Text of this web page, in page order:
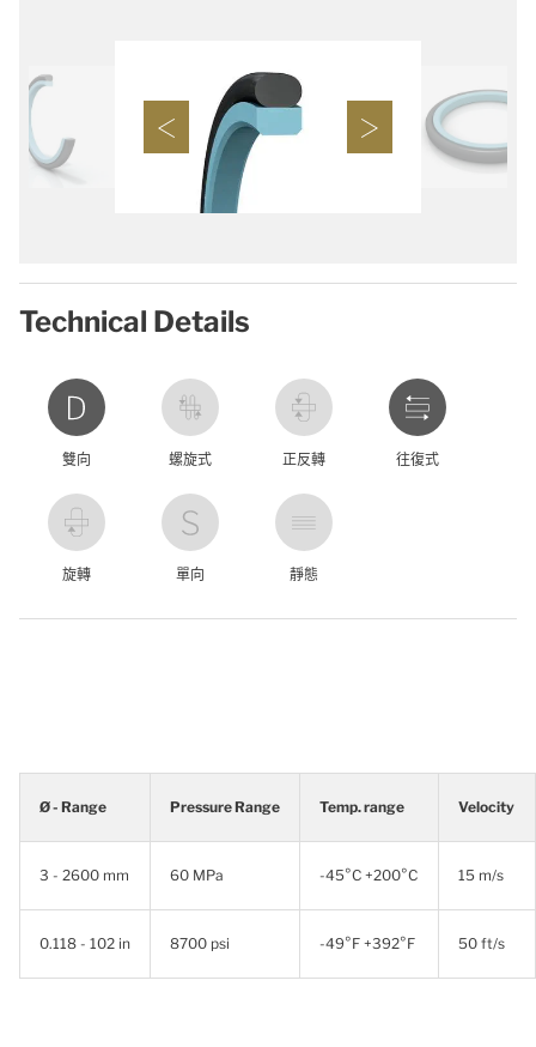
Technical Details
雙向 螺旋式 正反轉 往復式
旋轉 單向 靜態
Ø - Range Pressure Range Temp. range Velocity
3 - 2600 mm 60 MPa -45°C +200°C 15 m/s
0.118 - 102 in 8700 psi -49°F +392°F 50 ft/s